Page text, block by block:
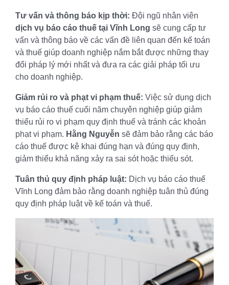
Tư vấn và thông báo kịp thời: Đội ngũ nhân viên
dịch vụ báo cáo thuế tại Vĩnh Long sẽ cung cấp tư
vấn và thông báo về các vấn đề liên quan đến kế toán
và thuế giúp doanh nghiệp nắm bắt được những thay
đổi pháp lý mới nhất và đưa ra các giải pháp tối ưu
cho doanh nghiệp.
Giảm rủi ro và phạt vi phạm thuế: Việc sử dụng dịch
vụ báo cáo thuế cuối năm chuyên nghiệp giúp giảm
thiểu rủi ro vi phạm quy định thuế và tránh các khoản
phạt vi phạm. Hằng Nguyễn sẽ đảm bảo rằng các báo
cáo thuế được kê khai đúng hạn và đúng quy định,
giảm thiểu khả năng xảy ra sai sót hoặc thiếu sót.
Tuân thủ quy định pháp luật: Dịch vụ báo cáo thuế
Vĩnh Long đảm bảo rằng doanh nghiệp tuân thủ đúng
quy định pháp luật về kế toán và thuế.